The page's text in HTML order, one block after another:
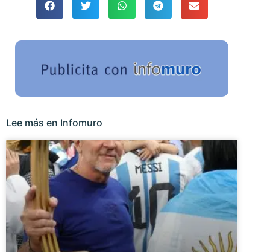
Lee más en Infomuro